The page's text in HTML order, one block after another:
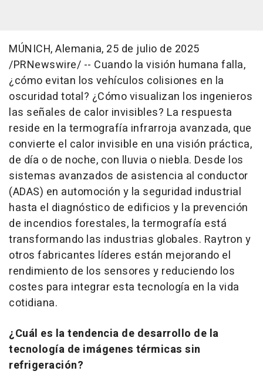
MÚNICH, Alemania, 25 de julio de 2025
/PRNewswire/ -- Cuando la visión humana falla,
¿cómo evitan los vehículos colisiones en la
oscuridad total? ¿Cómo visualizan los ingenieros
las señales de calor invisibles? La respuesta
reside en la termografía infrarroja avanzada, que
convierte el calor invisible en una visión práctica,
de día o de noche, con lluvia o niebla. Desde los
sistemas avanzados de asistencia al conductor
(ADAS) en automoción y la seguridad industrial
hasta el diagnóstico de edificios y la prevención
de incendios forestales, la termografía está
transformando las industrias globales. Raytron y
otros fabricantes líderes están mejorando el
rendimiento de los sensores y reduciendo los
costes para integrar esta tecnología en la vida
cotidiana.
¿Cuál es la tendencia de desarrollo de la
tecnología de imágenes térmicas sin
refrigeración?